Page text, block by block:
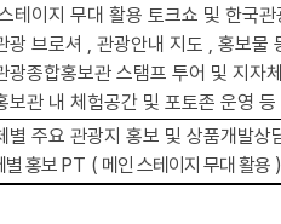
테이지 무대 활용 토크쇼 및 한국
광 브로셔 , 관광안내 지도 , 홍보물
광종합홍보관 스탬프 투어 및 지자
보관 내 체험공간 및 포토존 운영 등
별 주요 관광지 홍보 및 상품개발상
별 홍보 PT ( 메인 스테이지 무대 활용 )